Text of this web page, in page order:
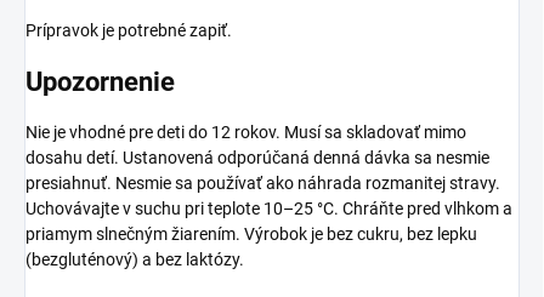
Prípravok je potrebné zapiť.
Upozornenie
Nie je vhodné pre deti do 12 rokov. Musí sa skladovať mimo
dosahu detí. Ustanovená odporúčaná denná dávka sa nesmie
presiahnuť. Nesmie sa používať ako náhrada rozmanitej stravy.
Uchovávajte v suchu pri teplote 10–25 °C. Chráňte pred vlhkom a
priamym slnečným žiarením. Výrobok je bez cukru, bez lepku
(bezgluténový) a bez laktózy.